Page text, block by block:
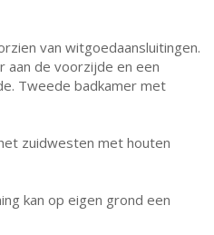
van witgoedaansluitingen.
aan de voorzijde en een
Tweede badkamer met
zuidwesten met houten
kan op eigen grond een